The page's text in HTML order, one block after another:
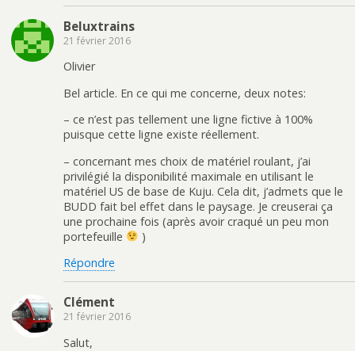
Beluxtrains
21 février 2016
Olivier
Bel article. En ce qui me concerne, deux notes:
– ce n’est pas tellement une ligne fictive à 100%
puisque cette ligne existe réellement.
– concernant mes choix de matériel roulant, j’ai
privilégié la disponibilité maximale en utilisant le
matériel US de base de Kuju. Cela dit, j’admets que le
BUDD fait bel effet dans le paysage. Je creuserai ça
une prochaine fois (après avoir craqué un peu mon
portefeuille
)
Répondre
Clément
21 février 2016
Salut,